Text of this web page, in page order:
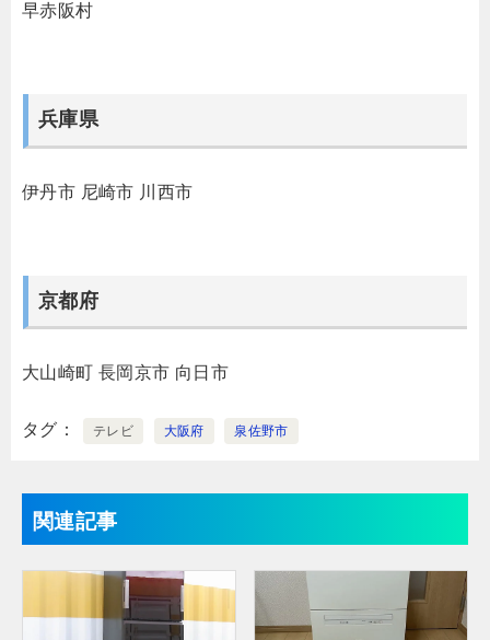
早赤阪村
兵庫県
伊丹市 尼崎市 川西市
京都府
大山崎町 長岡京市 向日市
タグ テレビ 大阪府 泉佐野市
関連記事